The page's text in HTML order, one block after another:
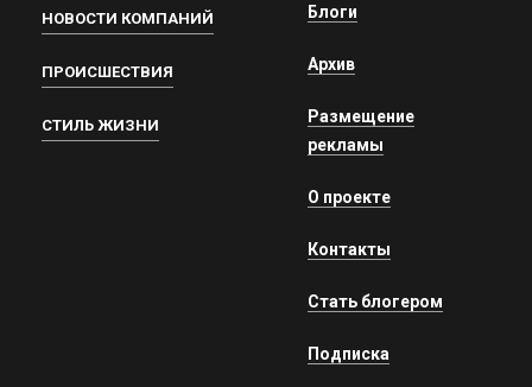
НОВОСТИ КОМПАНИЙ
ПРОИСШЕСТВИЯ
СТИЛЬ ЖИЗНИ
Блоги
Архив
Размещение
рекламы
О проекте
Контакты
Стать блогером
Подписка